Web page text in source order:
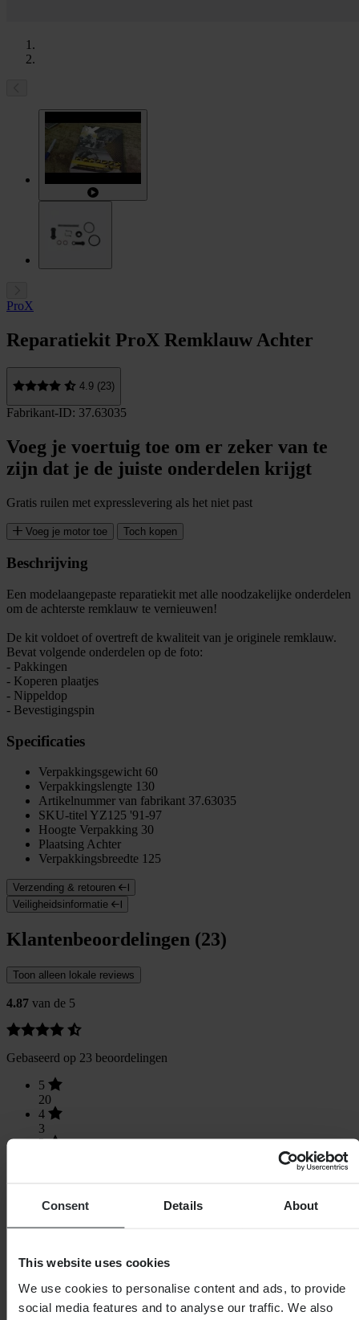
Consent Details About
This website uses cookies
We use cookies to personalise content and ads, to provide
social media features and to analyse our traffic. We also
ProX
Reparatiekit ProX Remklauw Achter
4.9 (23)
Fabrikant-ID: 37.63035
Voeg je voertuig toe om er zeker van te
zijn dat je de juiste onderdelen krijgt
Gratis ruilen met expresslevering als het niet past
Voeg je motor toe Toch kopen
Beschrijving
Een modelaangepaste reparatiekit met alle noodzakelijke onderdelen
om de achterste remklauw te vernieuwen!
De kit voldoet of overtreft de kwaliteit van je originele remklauw.
Bevat volgende onderdelen op de foto:
- Pakkingen
- Koperen plaatjes
- Nippeldop
- Bevestigingspin
Specificaties
Verpakkingsgewicht 60
Verpakkingslengte 130
Artikelnummer van fabrikant 37.63035
SKU-titelYZ125 '91-97
Hoogte Verpakking 30
PlaatsingAchter
Verpakkingsbreedte 125
Verzending & retouren
Veiligheidsinformatie
Klantenbeoordelingen (23)
Toon alleen lokale reviews
4.87 van de 5
Gebaseerd op 23 beoordelingen
5
20
4
3
3
1